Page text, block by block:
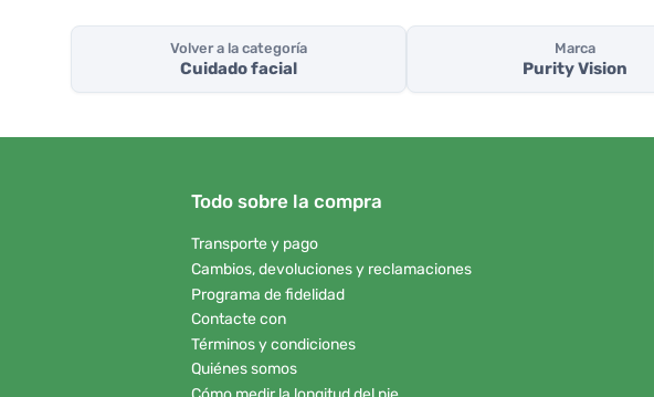
Volver a la categoría
Cuidado facial
Marca
Purity Vision
Todo sobre la compra
Transporte y pago
Cambios, devoluciones y reclamaciones
Programa de fidelidad
Contacte con
Términos y condiciones
Quiénes somos